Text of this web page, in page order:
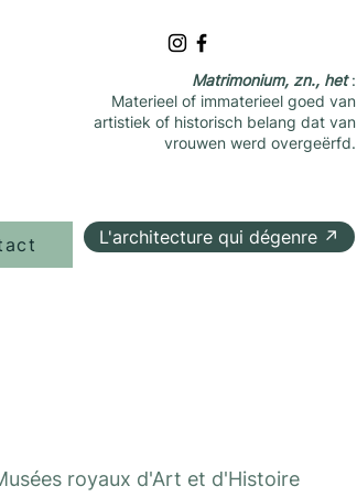
Matrimonium, zn., het:
Materieel of immaterieel goed van
artistiek of historisch belang dat van
vrouwen werd overgeërfd.
L'architecture qui dégenre ↗
royaux d'Art et d'Histoire